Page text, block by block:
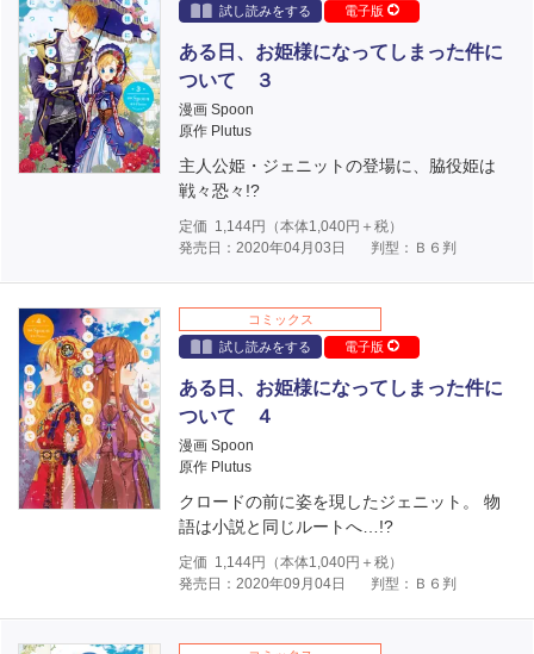
試し読みをする
電子版
ある日、お姫様になってしまった件に
ついて ３
漫画 Spoon
原作 Plutus
主人公姫・ジェニットの登場に、脇役姫は
戦々恐々!?
定価 1,144円（本体1,040円＋税）
発売日：2020年04月03日
判型：Ｂ６判
コミックス
試し読みをする
電子版
ある日、お姫様になってしまった件に
ついて ４
漫画 Spoon
原作 Plutus
クロードの前に姿を現したジェニット。 物
語は小説と同じルートへ…!?
定価 1,144円（本体1,040円＋税）
発売日：2020年09月04日
判型：Ｂ６判